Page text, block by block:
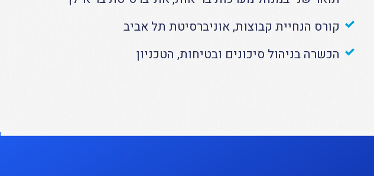
קורס הנחיית קבוצות, אוניברסיטת תל אביב
הכשרה בניהול סיכונים ובטיחות, הטכניון